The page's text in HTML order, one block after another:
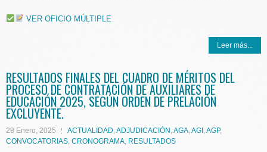
VER OFICIO MÚLTIPLE
Leer más...
RESULTADOS FINALES DEL CUADRO DE MÉRITOS DEL
PROCESO DE CONTRATACIÓN DE AUXILIARES DE
EDUCACIÓN 2025, SEGÚN ORDEN DE PRELACIÓN
EXCLUYENTE.
28 Enero, 2025 ACTUALIDAD,ADJUDICACIÓN ,AGA,AGI ,AGP,
CONVOCATORIAS, CRONOGRAMA, RESULTADOS